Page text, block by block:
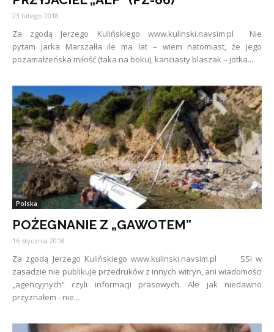
23 lutego 2018
Za zgodą Jerzego Kulińskiego www.kulinski.navsim.pl Nie
pytam Jarka Marszałła ile ma lat – wiem natomiast, że jego
pozamałżeńska miłość (taka na boku), kanciasty blaszak – jotka...
Polska
POŻEGNANIE Z „GAWOTEM”
16 stycznia 2018
Za zgodą Jerzego Kulińskiego www.kulinski.navsim.pl SSI w
zasadzie nie publikuje przedruków z innych witryn, ani wiadomości
„agencyjnych” czyli informacji prasowych. Ale jak niedawno
przyznałem - nie...